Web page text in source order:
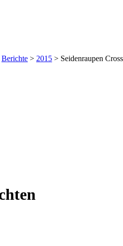
Berichte > 2015 > Seidenraupen Cross